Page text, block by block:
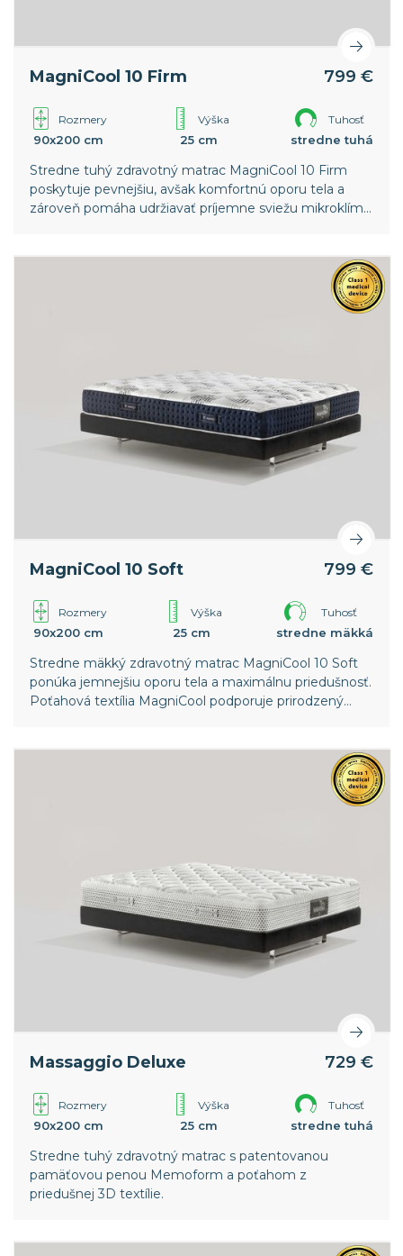
MagniCool 10 Firm 799 €
Rozmery
90x200 cm
Výška
25 cm
Tuhosť
stredne tuhá
Stredne tuhý zdravotný matrac MagniCool 10 Firm
poskytuje pevnejšiu, avšak komfortnú oporu tela a
zároveň pomáha udržiavať príjemne sviežu mikroklímu
MagniCool 10 Soft 799 €
Rozmery
90x200 cm
Výška
25 cm
Tuhosť
stredne mäkká
Stredne mäkký zdravotný matrac MagniCool 10 Soft
ponúka jemnejšiu oporu tela a maximálnu priedušnosť.
Poťahová textília MagniCool podporuje prirodzený
Massaggio Deluxe 729 €
Rozmery
90x200 cm
Výška
25 cm
Tuhosť
stredne tuhá
Stredne tuhý zdravotný matrac s patentovanou
pamäťovou penou Memoform a poťahom z
priedušnej 3D textílie.